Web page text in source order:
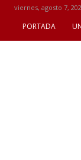
viernes, agosto 7,
PORTADA